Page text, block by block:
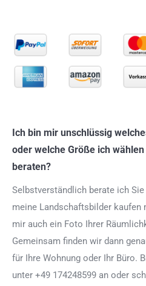
Ich bin mir unschlüssig
oder welche Größe ich
beraten?
Selbstverständlich berate ich
meine Landschaftsbilder kaufen
mir auch ein Foto Ihrer
Gemeinsam finden wir dann
für Ihre Wohnung oder Ihr Büro.
unter +49 174248599 an oder